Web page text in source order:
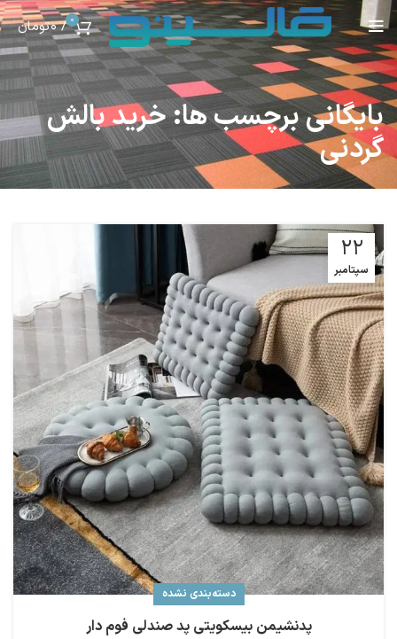
0
/
0تومان
بایگانی برچسب ها: خرید بالش
گردنی
22
سپتامبر
دسته‌بندی نشده
پدنشیمن بیسکویتی پد صندلی فوم دار